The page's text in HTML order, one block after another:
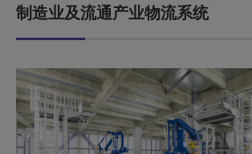
制造业及流通产业物流系统